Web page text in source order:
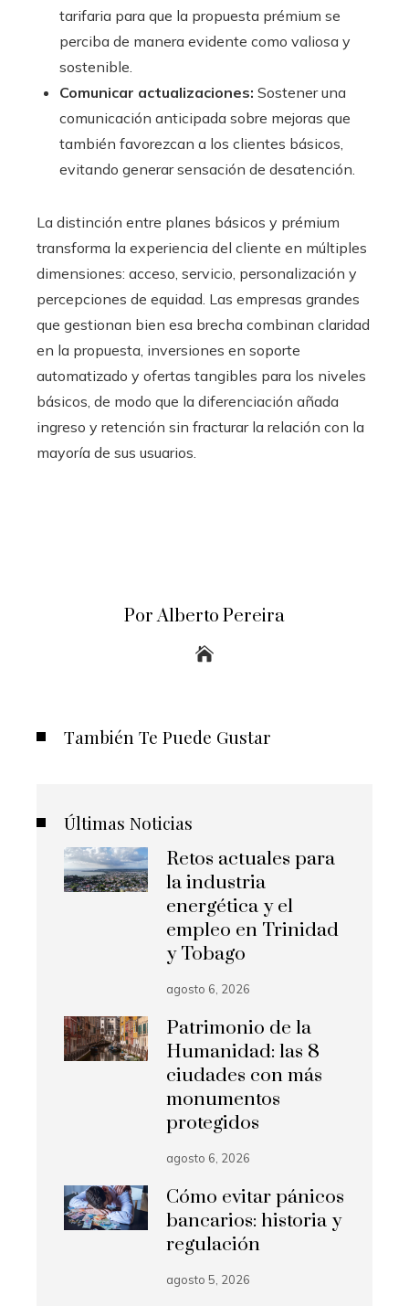
tarifaria para que la propuesta prémium se
perciba de manera evidente como valiosa y
sostenible.
Comunicar actualizaciones: Sostener una
comunicación anticipada sobre mejoras que
también favorezcan a los clientes básicos,
evitando generar sensación de desatención.
La distinción entre planes básicos y prémium
transforma la experiencia del cliente en múltiples
dimensiones: acceso, servicio, personalización y
percepciones de equidad. Las empresas grandes
que gestionan bien esa brecha combinan claridad
en la propuesta, inversiones en soporte
automatizado y ofertas tangibles para los niveles
básicos, de modo que la diferenciación añada
ingreso y retención sin fracturar la relación con la
mayoría de sus usuarios.
Por Alberto Pereira
También Te Puede Gustar
Últimas Noticias
Retos actuales para
la industria
energética y el
empleo en Trinidad
y Tobago
agosto 6, 2026
Patrimonio de la
Humanidad: las 8
ciudades con más
monumentos
protegidos
agosto 6, 2026
Cómo evitar pánicos
bancarios: historia y
regulación
agosto 5, 2026